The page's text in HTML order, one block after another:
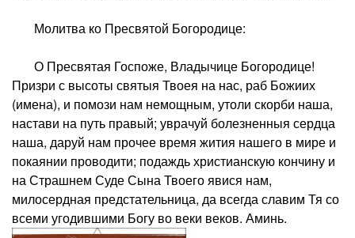
Молитва ко Пресвятой Богородице:
О Пресвятая Госпоже, Владычице Богородице!
Призри с высоты святыя Твоея на нас, раб Божиих
(имена), и помози нам немощным, утоли скорби наша,
настави на путь правый; уврачуй болезненныя сердца
наша, даруй нам прочее время жития нашего в мире и
покаянии проводити; подаждь христианскую кончину и
на Страшнем Суде Сына Твоего явися нам,
милосердная предстательница, да всегда славим Тя со
всеми угодившими Богу во веки веков. Аминь.